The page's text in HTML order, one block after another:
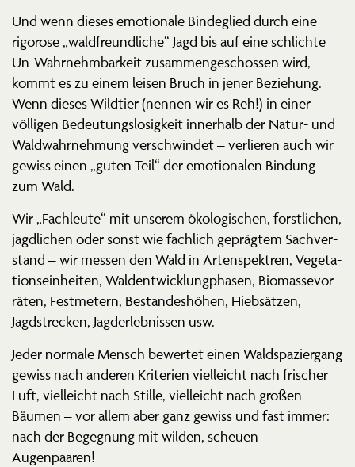
Und wenn dieses emotionale Binde­glied durch eine
rigorose „waldfreund­liche“ Jagd bis auf eine schlichte
Un-Wahrnehm­barkeit zusam­men­ge­schossen wird,
kommt es zu einem leisen Bruch in jener Beziehung.
Wenn dieses Wildtier (nennen wir es Reh!) in einer
völligen Bedeu­tungs­lo­sigkeit innerhalb der Natur- und
Waldwahr­nehmung verschwindet – verlieren auch wir
gewiss einen „guten Teil“ der emotio­nalen Bindung
zum Wald.
Wir „Fachleute“ mit unserem ökolo­gi­schen, forst­lichen,
jagdlichen oder sonst wie fachlich geprägtem Sachver­
stand – wir messen den Wald in Arten­spektren, Vegeta­
ti­ons­ein­heiten, Waldent­wick­lung­phasen, Biomas­se­vor­
räten, Festmetern, Bestan­des­höhen, Hiebsätzen,
Jagdstrecken, Jagder­leb­nissen usw.
Jeder normale Mensch bewertet einen Waldspa­ziergang
gewiss nach anderen Kriterien vielleicht nach frischer
Luft, vielleicht nach Stille, vielleicht nach großen
Bäumen – vor allem aber ganz gewiss und fast immer:
nach der Begegnung mit wilden, scheuen
Augenpaaren!